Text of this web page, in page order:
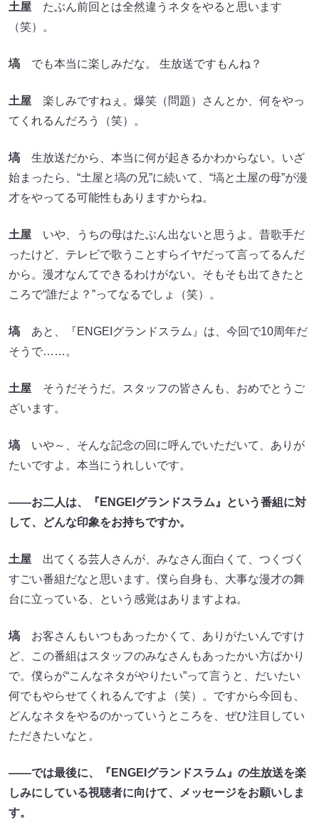
土屋 たぶん前回とは全然違うネタをやると思います
（笑）。
塙 でも本当に楽しみだな。 生放送ですもんね？
土屋 楽しみですねぇ。爆笑（問題）さんとか、何をやっ
てくれるんだろう（笑）。
塙 生放送だから、本当に何が起きるかわからない。いざ
始まったら、“土屋と塙の兄”に続いて、“塙と土屋の母”が漫
才をやってる可能性もありますからね。
土屋 いや、うちの母はたぶん出ないと思うよ。昔歌手だ
ったけど、テレビで歌うことすらイヤだって言ってるんだ
から。漫才なんてできるわけがない。そもそも出てきたと
ころで“誰だよ？”ってなるでしょ（笑）。
塙 あと、『ENGEIグランドスラム』は、今回で10周年だ
そうで……。
土屋 そうだそうだ。スタッフの皆さんも、おめでとうご
ざいます。
塙 いや～、そんな記念の回に呼んでいただいて、ありが
たいですよ。本当にうれしいです。
――お二人は、『ENGEIグランドスラム』という番組に対
して、どんな印象をお持ちですか。
土屋 出てくる芸人さんが、みなさん面白くて、つくづく
すごい番組だなと思います。僕ら自身も、大事な漫才の舞
台に立っている、という感覚はありますよね。
塙 お客さんもいつもあったかくて、ありがたいんですけ
ど、この番組はスタッフのみなさんもあったかい方ばかり
で。僕らが“こんなネタがやりたい”って言うと、だいたい
何でもやらせてくれるんですよ（笑）。ですから今回も、
どんなネタをやるのかっていうところを、ぜひ注目してい
ただきたいなと。
――では最後に、『ENGEIグランドスラム』の生放送を楽
しみにしている視聴者に向けて、メッセージをお願いしま
す。